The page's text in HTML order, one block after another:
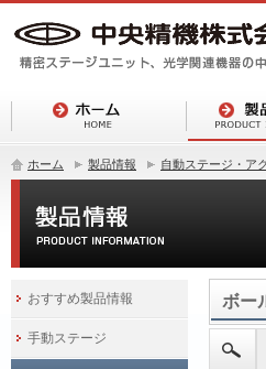
ホーム 製品情報 自動ステージ・ア
ボー
おすすめ製品情報
手動ステージ